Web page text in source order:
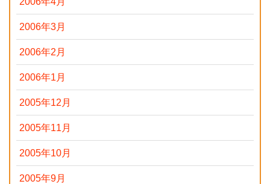
2006年3月
2006年2月
2006年1月
2005年12月
2005年11月
2005年10月
2005年9月